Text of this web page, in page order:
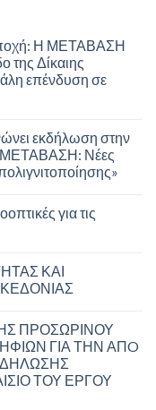
Η ΜΕΤΑΒΑΣΗ
της Δίκαιης
επένδυση σε
εκδήλωση στην
ΜΕΤΑΒΑΣΗ: Νέες
για τις
ΚΑΙ
ΠΡΟΣΩΡΙΝΟΥ
ΓΙΑ ΤΗΝ ΑΠO
ΤΟΥ ΕΡΓΟΥ